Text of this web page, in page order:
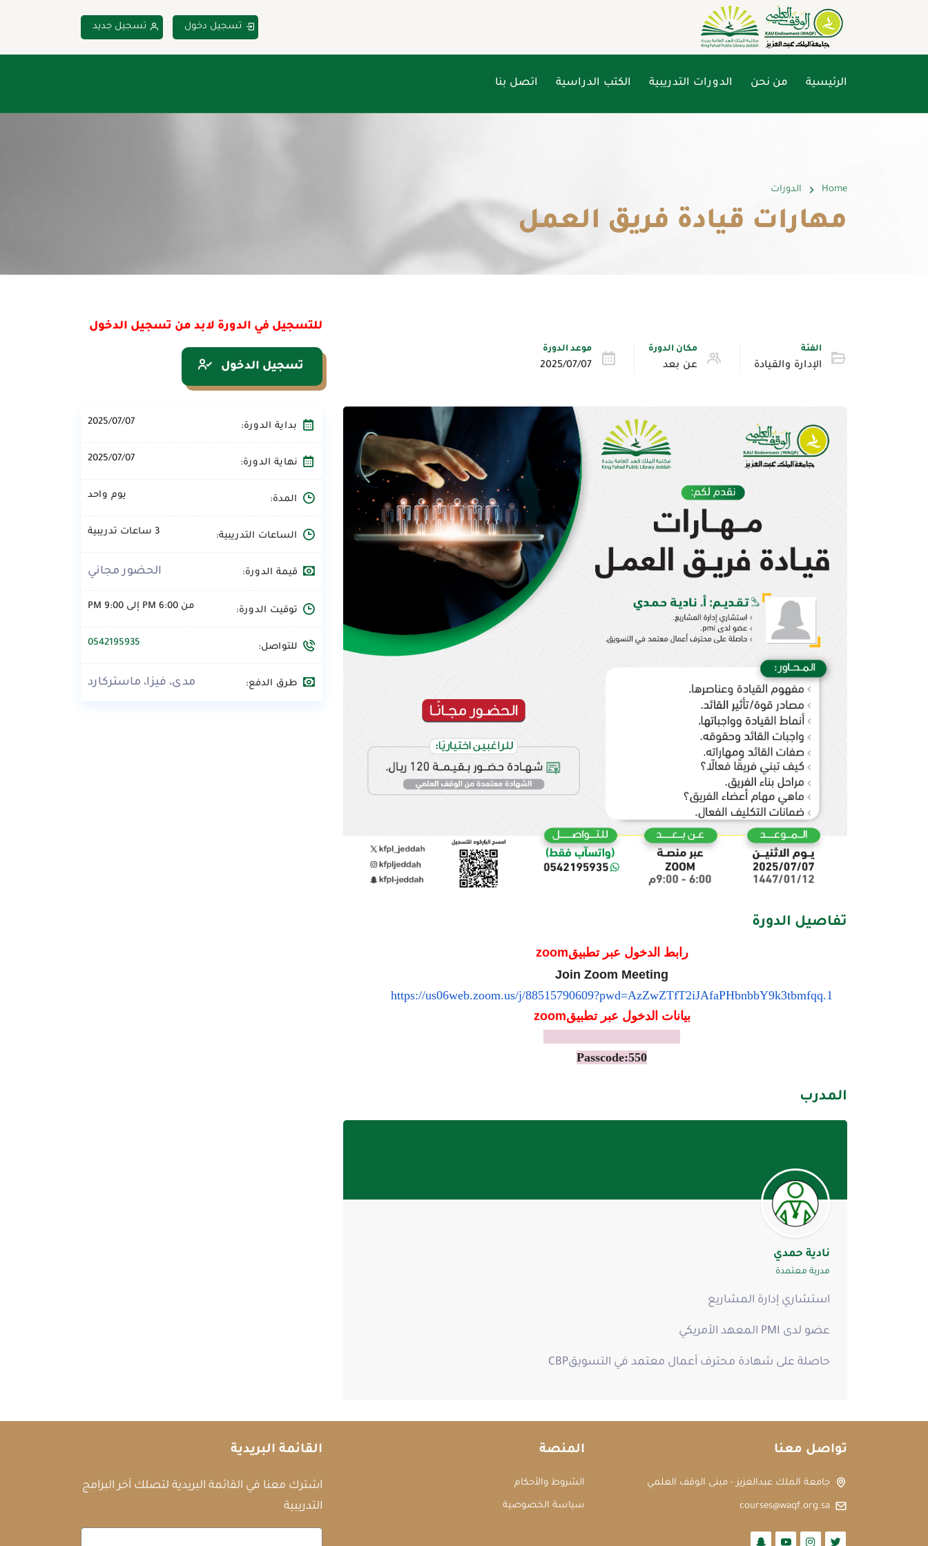
تسجيل دخول تسجيل جديد
الرئيسية من نحن الدورات التدريبية الكتب الدراسية اتصل بنا
Home الدورات
مهارات قيادة فريق العمل
الفئة
الإدارة والقيادة
مكان الدورة
عن بعد
موعد الدورة
2025/07/07
للتسجيل في الدورة لابد من تسجيل الدخول
تسجيل الدخول
تفاصيل الدورة
رابط الدخول عبر تطبيقzoom
Join Zoom Meeting
https://us06web.zoom.us/j/88515790609?pwd=AzZwZTfT2iJAfaPHbnbbY9k3tbmfqq.1
بيانات الدخول عبر تطبيقm
zoo
Passcode:550
المدرب
نادية حمدي
مدربة معتمدة
استشاري إدارة المشاريع
عضو لدى PMI المعهد الأمريكي
حاصلة على شهادة محترف أعمال معتمد في التسويقCBP
بداية الدورة: 2025/07/07
نهاية الدورة: 2025/07/07
المدة: يوم واحد
الساعات التدريبية: 3 ساعات تدريبية
قيمة الدورة: الحضور مجاني
توقيت الدورة: من 6:00 PM إلى 9:00 PM
للتواصل: 0542195935
طرق الدفع: مدى، فيزا، ماستركارد
تواصل معنا
جامعة الملك عبدالعزيز - مبنى الوقف العلمي
courses@waqf.org.sa
المنصة
الشروط والأحكام
سياسة الخصوصية
القائمة البريدية
اشترك معنا في القائمة البريدية لتصلك آخر البرامج
التدريبية